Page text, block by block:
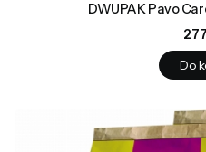
DWUPAK Pavo
Do